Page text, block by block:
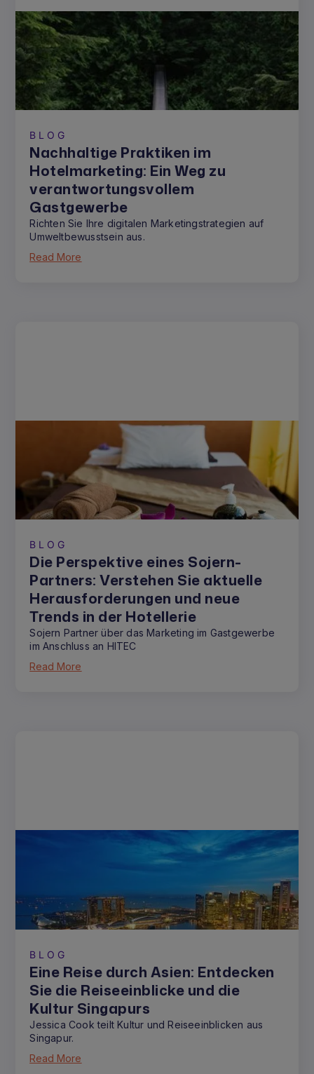
BLOG
Nachhaltige Praktiken im
Hotelmarketing: Ein Weg zu
verantwortungsvollem
Gastgewerbe
Richten Sie Ihre digitalen Marketingstrategien auf
Umweltbewusstsein aus.
Read More
BLOG
Die Perspektive eines Sojern-
Partners: Verstehen Sie aktuelle
Herausforderungen und neue
Trends in der Hotellerie
Sojern Partner über das Marketing im Gastgewerbe
im Anschluss an HITEC
Read More
BLOG
Eine Reise durch Asien: Entdecken
Sie die Reiseeinblicke und die
Kultur Singapurs
Jessica Cook teilt Kultur und Reiseeinblicken aus
Singapur.
Read More